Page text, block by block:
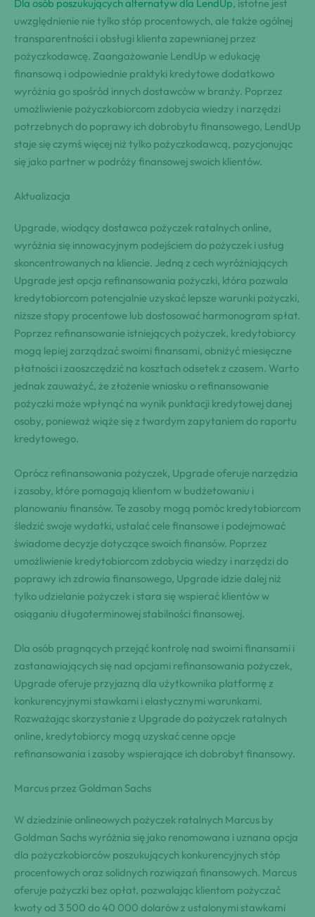
Dla osób poszukujących alternatyw dla LendUp, istotne jest
uwzględnienie nie tylko stóp procentowych, ale także ogólnej
transparentności i obsługi klienta zapewnianej przez
pożyczkodawcę. Zaangażowanie LendUp w edukację
finansową i odpowiednie praktyki kredytowe dodatkowo
wyróżnia go spośród innych dostawców w branży. Poprzez
umożliwienie pożyczkobiorcom zdobycia wiedzy i narzędzi
potrzebnych do poprawy ich dobrobytu finansowego, LendUp
staje się czymś więcej niż tylko pożyczkodawcą, pozycjonując
się jako partner w podróży finansowej swoich klientów.
Aktualizacja
Upgrade, wiodący dostawca pożyczek ratalnych online,
wyróżnia się innowacyjnym podejściem do pożyczek i usług
skoncentrowanych na kliencie. Jedną z cech wyróżniających
Upgrade jest opcja refinansowania pożyczki, która pozwala
kredytobiorcom potencjalnie uzyskać lepsze warunki pożyczki,
niższe stopy procentowe lub dostosować harmonogram spłat.
Poprzez refinansowanie istniejących pożyczek, kredytobiorcy
mogą lepiej zarządzać swoimi finansami, obniżyć miesięczne
płatności i zaoszczędzić na kosztach odsetek z czasem. Warto
jednak zauważyć, że złożenie wniosku o refinansowanie
pożyczki może wpłynąć na wynik punktacji kredytowej danej
osoby, ponieważ wiąże się z twardym zapytaniem do raportu
kredytowego.
Oprócz refinansowania pożyczek, Upgrade oferuje narzędzia
i zasoby, które pomagają klientom w budżetowaniu i
planowaniu finansów. Te zasoby mogą pomóc kredytobiorcom
śledzić swoje wydatki, ustalać cele finansowe i podejmować
świadome decyzje dotyczące swoich finansów. Poprzez
umożliwienie kredytobiorcom zdobycia wiedzy i narzędzi do
poprawy ich zdrowia finansowego, Upgrade idzie dalej niż
tylko udzielanie pożyczek i stara się wspierać klientów w
osiąganiu długoterminowej stabilności finansowej.
Dla osób pragnących przejąć kontrolę nad swoimi finansami i
zastanawiających się nad opcjami refinansowania pożyczek,
Upgrade oferuje przyjazną dla użytkownika platformę z
konkurencyjnymi stawkami i elastycznymi warunkami.
Rozważając skorzystanie z Upgrade do pożyczek ratalnych
online, kredytobiorcy mogą uzyskać cenne opcje
refinansowania i zasoby wspierające ich dobrobyt finansowy.
Marcus przez Goldman Sachs
W dziedzinie onlineowych pożyczek ratalnych Marcus by
Goldman Sachs wyróżnia się jako renomowana i uznana opcja
dla pożyczkobiorców poszukujących konkurencyjnych stóp
procentowych oraz solidnych rozwiązań finansowych. Marcus
oferuje pożyczki bez opłat, pozwalając klientom pożyczać
kwoty od 3 500 do 40 000 dolarów z ustalonymi stawkami